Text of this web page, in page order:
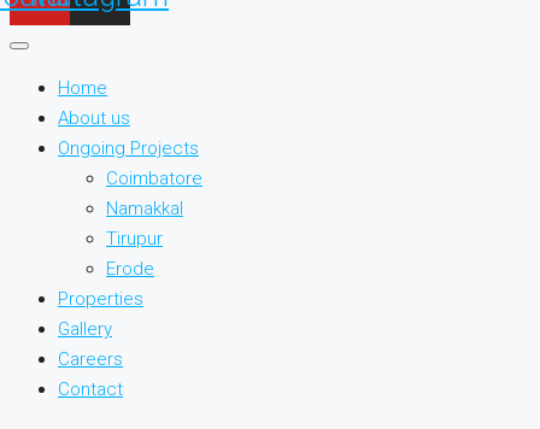
Home
About us
Ongoing Projects
Coimbatore
Namakkal
Tirupur
Erode
Properties
Gallery
Careers
Contact